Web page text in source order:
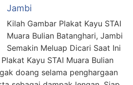
Jambi
Kilah Gambar Plakat Kayu STAI
Muara Bulian Batanghari, Jambi
Semakin Meluap Dicari Saat Ini
Kayu STAI Muara Bulian
doang selama penghargaan